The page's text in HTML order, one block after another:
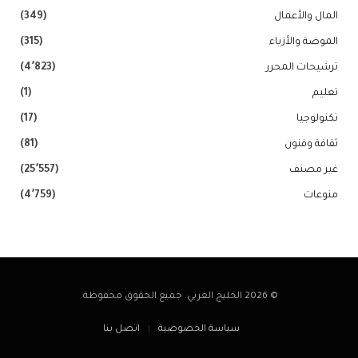
المال والأعمال (349)
الموضة والأزياء (315)
ترشيحات المحرر (4٬823)
تعليم (1)
تكنولوجيا (17)
ثقافة وفنون (81)
غير مصنف (25٬557)
منوعات (4٬759)
© 2026 الخليج العربي. جميع الحقوق محفوظة.
سياسة الخصوصية اتصل بنا